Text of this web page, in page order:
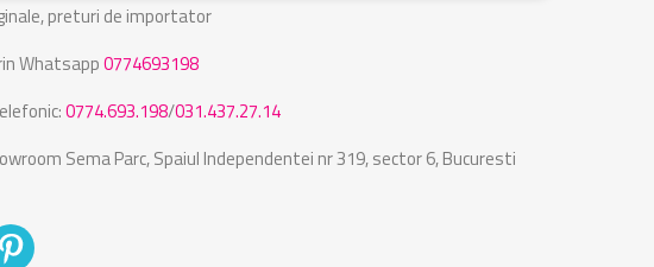
preturi de importator
Whatsapp0774693198
0774.693.198/031.437.27.14
Sema Parc, Spaiul Independentei nr 319, sector 6, Bucuresti